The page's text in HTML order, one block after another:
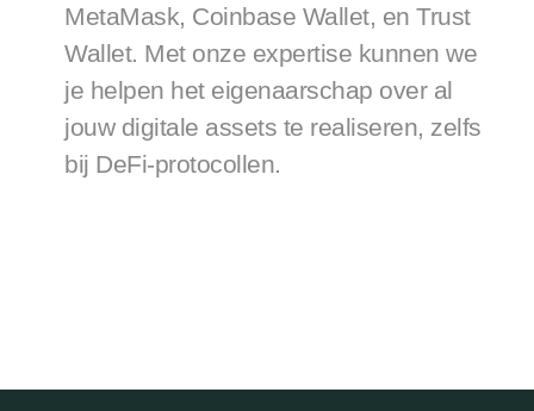
MetaMask, Coinbase Wallet, en Trust
Wallet. Met onze expertise kunnen we
je helpen het eigenaarschap over al
jouw digitale assets te realiseren, zelfs
bij DeFi-protocollen.